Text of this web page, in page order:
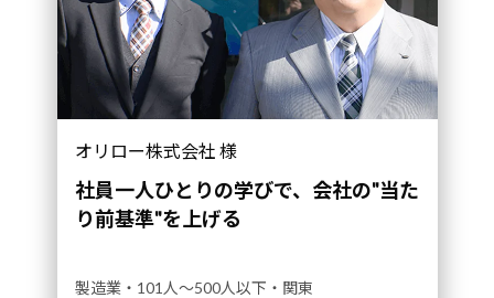
オリロー株式会社 様
社員一人ひとりの学びで、会社の"当た
り前基準"を上げる
製造業・101人～500人以下・関東